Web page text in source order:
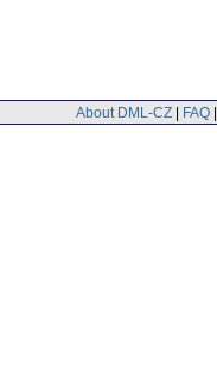
About DML-CZ | FAQ |